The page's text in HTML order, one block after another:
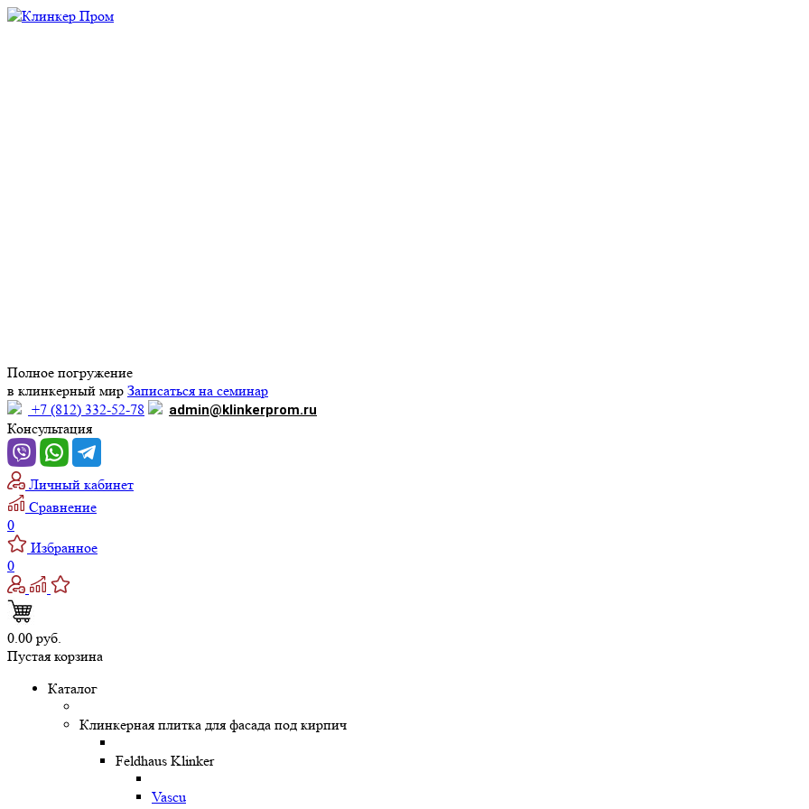
Полное погружение
в клинкерный мир Записаться на семинар
+7 (812) 332-52-78
admin@klinkerprom.ru
Консультация
Личный кабинет
Сравнение
0
Избранное
0
0.00 руб.
Пустая корзина
Каталог
Клинкерная плитка для фасада под кирпич
Feldhaus Klinker
Vascu